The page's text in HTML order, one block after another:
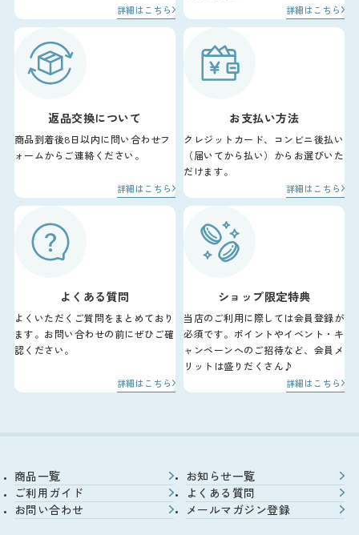
詳細はこちら 詳細はこちら
返品交換について
商品到着後8日以内に問い合わせフ
ォームからご連絡ください。
詳細はこちら
お支払い方法
クレジットカード、コンビニ後払い
（届いてから払い）からお選びいた
だけます。
詳細はこちら
よくある質問
よくいただくご質問をまとめており
ます。お問い合わせの前にぜひご確
認ください。
詳細はこちら
ショップ限定特典
当店のご利用に際しては会員登録が
必須です。ポイントやイベント・キ
ャンペーンへのご招待など、会員メ
リットは盛りだくさん♪
詳細はこちら
商品一覧
お知らせ一覧
ご利用ガイド
よくある質問
お問い合わせ
メールマガジン登録